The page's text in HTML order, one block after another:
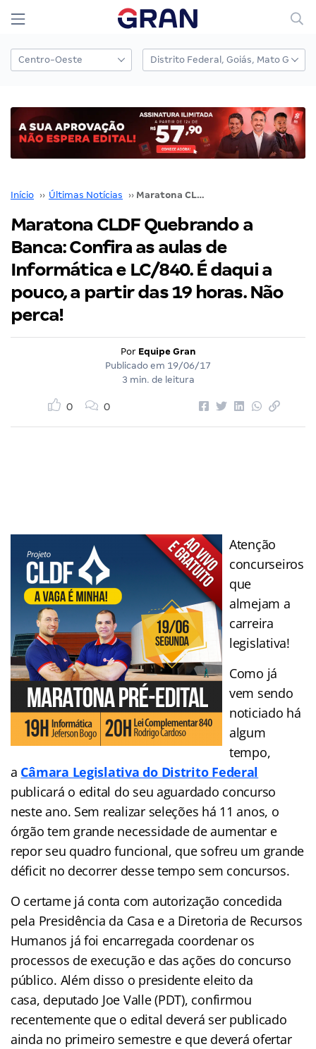
Início ›› Últimas Notícias ›› Maratona CLDF Quebrando a Banca: Confira as aulas de Informática e LC/840. É daqui a pouco, a partir das 19 horas. Não perca!
Maratona CLDF Quebrando a
Banca: Confira as aulas de
Informática e LC/840. É daqui a
pouco, a partir das 19 horas. Não
perca!
Por Equipe Gran
Publicado em 19/06/17
3 min. de leitura
0 0
Atenção
concurseiros
que
almejam a
carreira
legislativa!
Como já
vem sendo
noticiado há
algum
tempo,
a Câmara Legislativa do Distrito Federal
publicará o edital do seu aguardado concurso
neste ano. Sem realizar seleções há 11 anos, o
órgão tem grande necessidade de aumentar e
repor seu quadro funcional, que sofreu um grande
déficit no decorrer desse tempo sem concursos.
O certame já conta com autorização concedida
pela Presidência da Casa e a Diretoria de Recursos
Humanos já foi encarregada coordenar os
processos de execução e das ações do concurso
público. Além disso o presidente eleito da
casa, deputado Joe Valle (PDT), confirmou
recentemente que o edital deverá ser publicado
ainda no primeiro semestre e que deverá ofertar